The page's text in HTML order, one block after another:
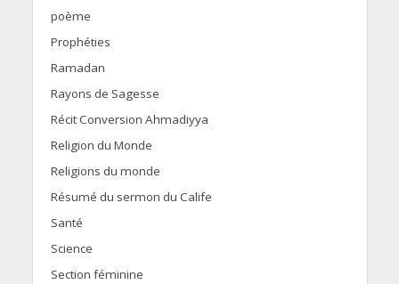
poème
Prophéties
Ramadan
Rayons de Sagesse
Récit Conversion Ahmadiyya
Religion du Monde
Religions du monde
Résumé du sermon du Calife
Santé
Science
Section féminine